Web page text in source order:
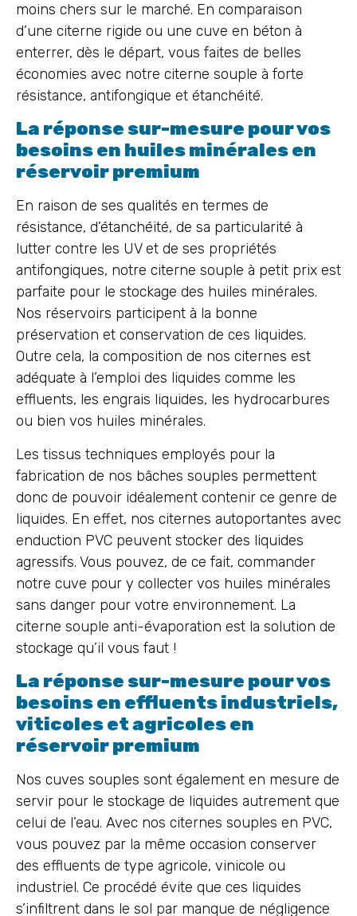
moins chers sur le marché. En comparaison
d’une citerne rigide ou une cuve en béton à
enterrer, dès le départ, vous faites de belles
économies avec notre citerne souple à forte
résistance, antifongique et étanchéité.
La réponse sur-mesure pour vos
besoins en huiles minérales en
réservoir premium
En raison de ses qualités en termes de
résistance, d’étanchéité, de sa particularité à
lutter contre les UV et de ses propriétés
antifongiques, notre citerne souple à petit prix est
parfaite pour le stockage des huiles minérales.
Nos réservoirs participent à la bonne
préservation et conservation de ces liquides.
Outre cela, la composition de nos citernes est
adéquate à l’emploi des liquides comme les
effluents, les engrais liquides, les hydrocarbures
ou bien vos huiles minérales.
Les tissus techniques employés pour la
fabrication de nos bâches souples permettent
donc de pouvoir idéalement contenir ce genre de
liquides. En effet, nos citernes autoportantes avec
enduction PVC peuvent stocker des liquides
agressifs. Vous pouvez, de ce fait, commander
notre cuve pour y collecter vos huiles minérales
sans danger pour votre environnement. La
citerne souple anti-évaporation est la solution de
stockage qu’il vous faut !
La réponse sur-mesure pour vos
besoins en effluents industriels,
viticoles et agricoles en
réservoir premium
Nos cuves souples sont également en mesure de
servir pour le stockage de liquides autrement que
celui de l’eau. Avec nos citernes souples en PVC,
vous pouvez par la même occasion conserver
des effluents de type agricole, vinicole ou
industriel. Ce procédé évite que ces liquides
s’infiltrent dans le sol par manque de négligence